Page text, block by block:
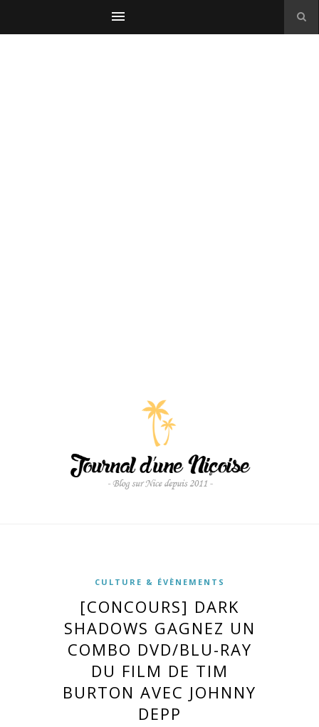
CULTURE & ÉVÈNEMENTS
[CONCOURS] DARK
SHADOWS GAGNEZ UN
COMBO DVD/BLU-RAY
DU FILM DE TIM
BURTON AVEC JOHNNY
DEPP